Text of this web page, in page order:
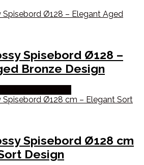
Spisebord Ø128 –
Bronze Design
Spisebord Ø128 cm
Design